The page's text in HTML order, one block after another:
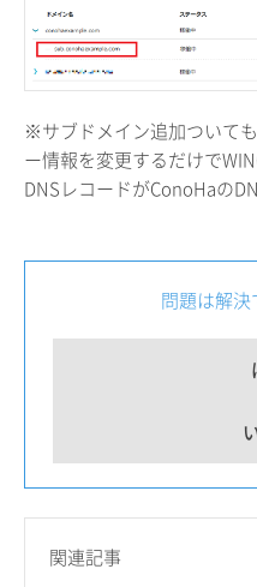
※サブドメイン追加ついて
ー情報を変更するだけで
DNSレコードがConoHaの
問題は解決
関連記事